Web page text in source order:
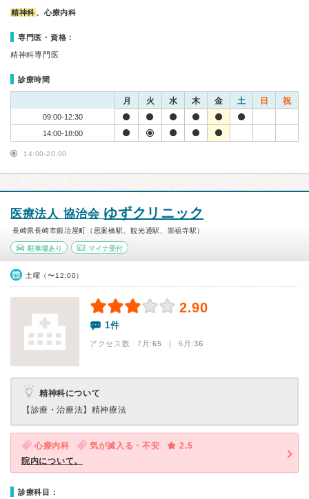
精神科 、心療内科
専門医・資格：
精神科専門医
診療時間
月 火 水 木 金 土 日 祝
09:00-12:30
14:00-18:00
14:00-20:00
医療法人 協治会 ゆずクリニック
長崎県長崎市鍛冶屋町（思案橋駅、観光通駅、崇福寺駅）
駐車場あり マイナ受付
土曜（〜12:00）
2.90
1件
アクセス数 7月:65 | 6月:36
精神科について
【診療・治療法】 精神療法
心療内科 気が滅入る・不安
2.5
院内について。
診療科目：